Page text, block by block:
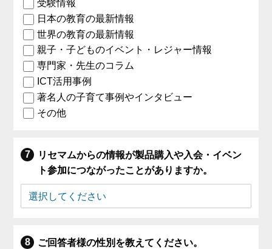
受験情報
日本の教育の最新情報
世界の教育の最新情報
親子・子どものイベント・レジャー情報
専門家・先生のコラム
ICT活用事例
著名人の子育て事例やインタビュー
その他
リセマムからの情報が製品購入や入会・イベン
ト参加につながったことがありますか。
ご回答者様の性別を教えてください。